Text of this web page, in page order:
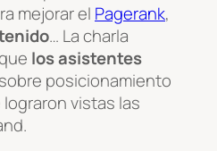
mejorar el Pagerank,
… La charla
los asistentes
sobre posicionamiento
vistas las